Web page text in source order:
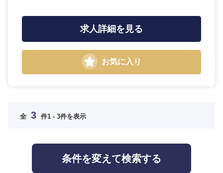
求人詳細を見る
お気に入り
全 3 件1 - 3件を表示
条件を変えて検索する